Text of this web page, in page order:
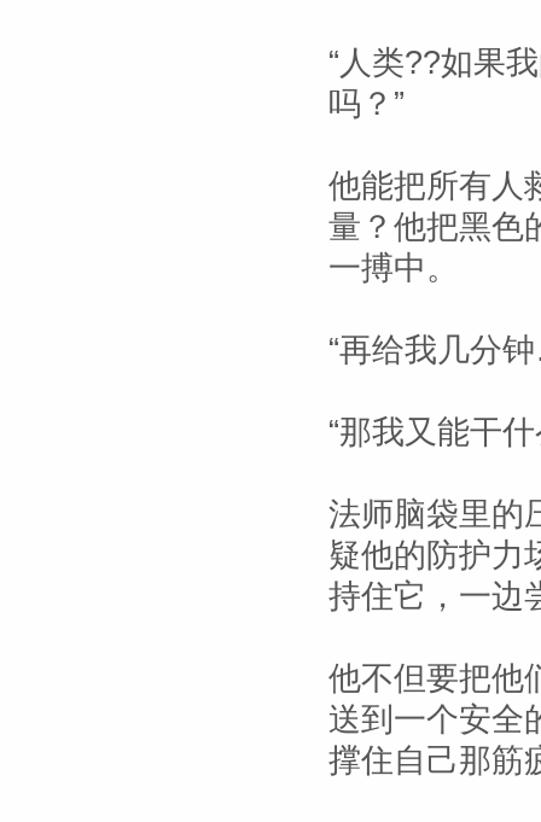
“人类??如果
吗？”
他能把所有人
量？他把黑色
一搏中。
“再给我几分
“那我又能干
法师脑袋里的
疑他的防护力
持住它，一边
他不但要把他
送到一个安全
撑住自己那筋